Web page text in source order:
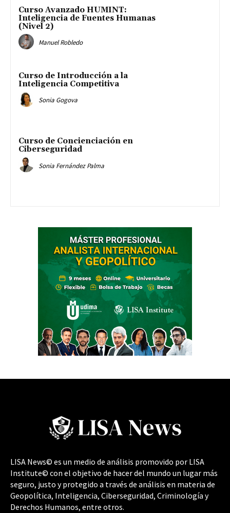
Curso Avanzado HUMINT:
Inteligencia de Fuentes Humanas
(Nivel 2)
Manuel Robledo
Curso de Introducción a la
Inteligencia Competitiva
Sonia Gogova
Curso de Concienciación en
Ciberseguridad
Sonia Fernández Palma
LISA News© es un medio de análisis promovido por LISA
Institute© con el objetivo de hacer del mundo un lugar más
seguro, justo y protegido a través de análisis en materia de
Geopolítica, Inteligencia, Ciberseguridad, Criminología y
Derechos Humanos, entre otros.